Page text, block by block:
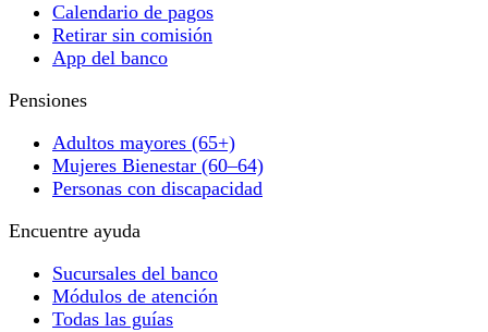
Calendario de pagos
Retirar sin comisión
App del banco
Pensiones
Adultos mayores (65+)
Mujeres Bienestar (60–64)
Personas con discapacidad
Encuentre ayuda
Sucursales del banco
Módulos de atención
Todas las guías